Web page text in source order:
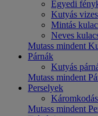
Egyedi
Kutyás
Mintás
Neves
Mutass mindent
Párnák
Kutyás
Mutass mindent
Perselyek
Mutass mindent